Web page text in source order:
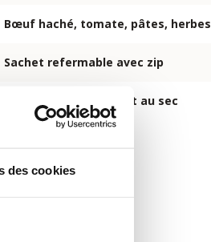
des cookies
Bœuf haché, tomate, pâtes, herbes
Sachet refermable avec zip
À conserver au frais et au sec